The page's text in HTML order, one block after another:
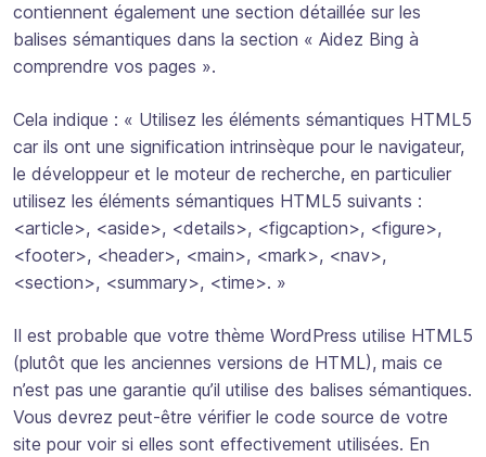
contiennent également une section détaillée sur les
balises sémantiques dans la section « Aidez Bing à
comprendre vos pages ».
Cela indique : « Utilisez les éléments sémantiques HTML5
car ils ont une signification intrinsèque pour le navigateur,
le développeur et le moteur de recherche, en particulier
utilisez les éléments sémantiques HTML5 suivants :
<article>, <aside>, <details>, <figcaption>, <figure>,
<footer>, <header>, <main>, <mark>, <nav>,
<section>, <summary>, <time>. »
Il est probable que votre thème WordPress utilise HTML5
(plutôt que les anciennes versions de HTML), mais ce
n’est pas une garantie qu’il utilise des balises sémantiques.
Vous devrez peut-être vérifier le code source de votre
site pour voir si elles sont effectivement utilisées. En